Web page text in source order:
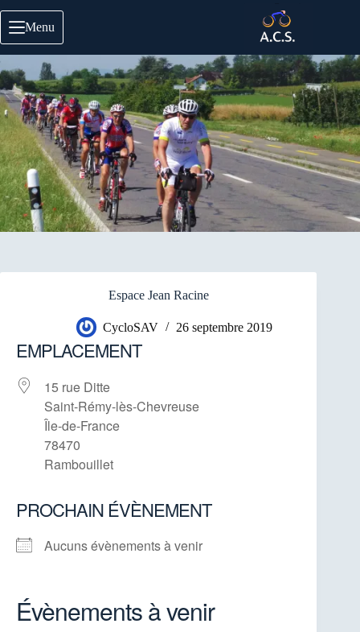
au
contenu
Menu
Espace Jean Racine
CycloSAV 26 septembre 2019
EMPLACEMENT
15 rue Ditte
Saint-Rémy-lès-Chevreuse
Île-de-France
78470
Rambouillet
PROCHAIN ÉVÈNEMENT
Aucuns évènements à venir
Évènements à venir